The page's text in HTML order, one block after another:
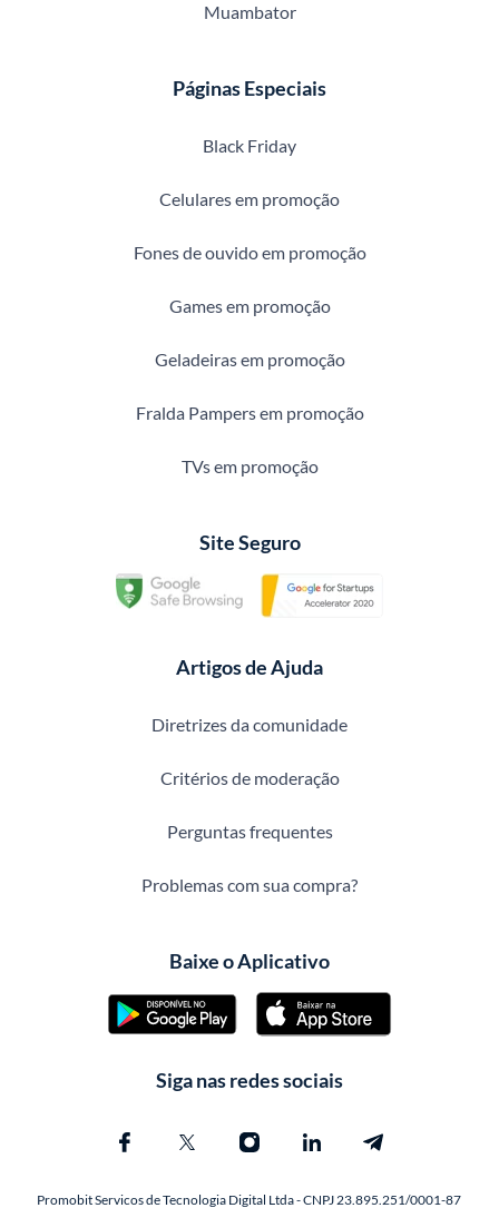
Muambator
Páginas Especiais
Black Friday
Celulares em promoção
Fones de ouvido em promoção
Games em promoção
Geladeiras em promoção
Fralda Pampers em promoção
TVs em promoção
Site Seguro
Artigos de Ajuda
Diretrizes da comunidade
Critérios de moderação
Perguntas frequentes
Problemas com sua compra?
Baixe o Aplicativo
Siga nas redes sociais
Promobit Servicos de Tecnologia Digital Ltda - CNPJ 23.895.251/0001-87